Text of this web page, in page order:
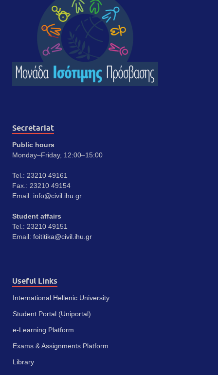
Secretariat
Public hours
Monday–Friday, 12:00–15:00
Tel.: 23210 49161
Fax.: 23210 49154
Email: info@civil.ihu.gr
Student affairs
Tel.: 23210 49151
Email: foititika@civil.ihu.gr
Useful Links
International Hellenic University
Student Portal (Uniportal)
e-Learning Platform
Exams & Assignments Platform
Library